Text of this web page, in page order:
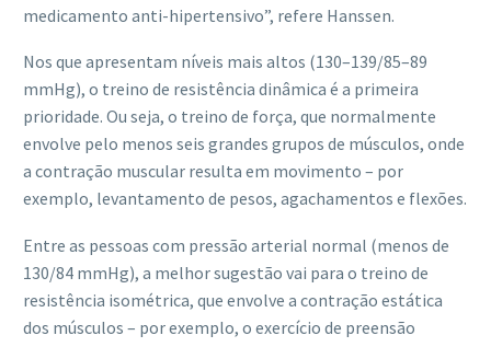
medicamento anti-hipertensivo”, refere Hanssen.
Nos que apresentam níveis mais altos (130–139/85–89
mmHg), o treino de resistência dinâmica é a primeira
prioridade. Ou seja, o treino de força, que normalmente
envolve pelo menos seis grandes grupos de músculos, onde
a contração muscular resulta em movimento – por
exemplo, levantamento de pesos, agachamentos e flexões.
Entre as pessoas com pressão arterial normal (menos de
130/84 mmHg), a melhor sugestão vai para o treino de
resistência isométrica, que envolve a contração estática
dos músculos – por exemplo, o exercício de preensão